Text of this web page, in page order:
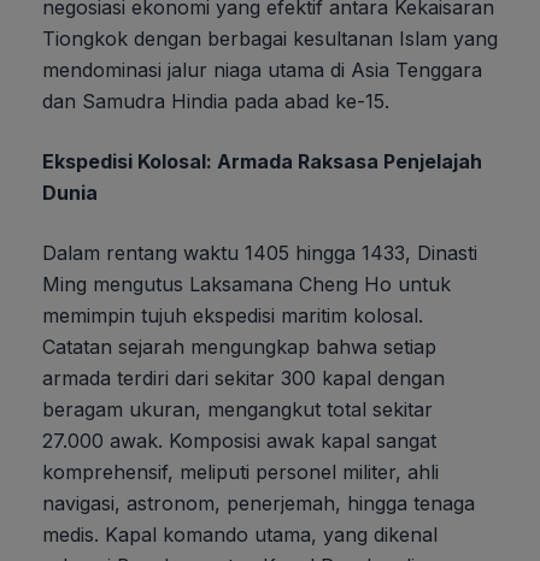
negosiasi ekonomi yang efektif antara Kekaisaran
Tiongkok dengan berbagai kesultanan Islam yang
mendominasi jalur niaga utama di Asia Tenggara
dan Samudra Hindia pada abad ke-15.
Ekspedisi Kolosal: Armada Raksasa Penjelajah
Dunia
Dalam rentang waktu 1405 hingga 1433, Dinasti
Ming mengutus Laksamana Cheng Ho untuk
memimpin tujuh ekspedisi maritim kolosal.
Catatan sejarah mengungkap bahwa setiap
armada terdiri dari sekitar 300 kapal dengan
beragam ukuran, mengangkut total sekitar
27.000 awak. Komposisi awak kapal sangat
komprehensif, meliputi personel militer, ahli
navigasi, astronom, penerjemah, hingga tenaga
medis. Kapal komando utama, yang dikenal